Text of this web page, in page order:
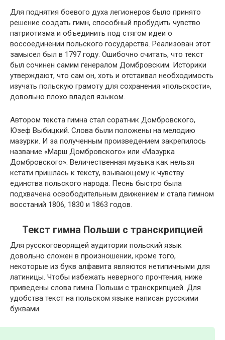
Для поднятия боевого духа легионеров было принято
решение создать гимн, способный пробудить чувство
патриотизма и объединить под стягом идеи о
воссоединении польского государства. Реализован этот
замысел был в 1797 году. Ошибочно считать, что текст
был сочинен самим генералом Домбровским. Историки
утверждают, что сам он, хоть и отстаивал необходимость
изучать польскую грамоту для сохранения «польскости»,
довольно плохо владел языком.
Автором текста гимна стал соратник Домбровского,
Юзеф Выбицкий. Слова были положены на мелодию
мазурки. И за полученным произведением закрепилось
название «Марш Домбровского» или «Мазурка
Домбровского». Величественная музыка как нельзя
кстати пришлась к тексту, взывающему к чувству
единства польского народа. Песнь быстро была
подхвачена освободительным движением и стала гимном
восстаний 1806, 1830 и 1863 годов.
Текст гимна Польши с транскрипцией
Для русскоговорящей аудитории польский язык
довольно сложен в произношении, кроме того,
некоторые из букв алфавита являются нетипичными для
латиницы. Чтобы избежать неверного прочтения, ниже
приведены слова гимна Польши с транскрипцией. Для
удобства текст на польском языке написан русскими
буквами.